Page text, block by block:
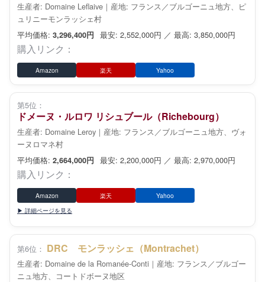
生産者: Domaine Leflaive｜産地: フランス／ブルゴーニュ地方、ピ
ュリニーモンラッシェ村
平均価格: 3,296,400円 最安: 2,552,000円 ／ 最高: 3,850,000円
購入リンク：
Amazon 楽天 Yahoo
第5位：
ドメーヌ・ルロワ リシュブール（Richebourg）
生産者: Domaine Leroy｜産地: フランス／ブルゴーニュ地方、ヴォ
ーヌロマネ村
平均価格: 2,664,000円 最安: 2,200,000円 ／ 最高: 2,970,000円
購入リンク：
Amazon 楽天
Yahoo
▶ 詳細ページを見る
第6位： DRC モンラッシェ（Montrachet）
生産者: Domaine de la Romanée-Conti｜産地: フランス／ブルゴー
ニュ地方、コートドボーヌ地区